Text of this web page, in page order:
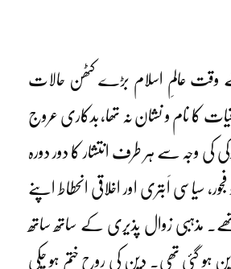
عالمِ اسلام بڑے کٹھن حالات
کا نام و نشان نہ تھا، بدکاری عروج
کی وجہ سے ہر طرف انتشار کا دور دورہ
سیاسی اَبتری اور اخلاقی انحطاط اپنے
مذہبی زوال پذیری کے ساتھ ساتھ
ہو گئی تھی۔ دین کی روح ختم ہو چکی